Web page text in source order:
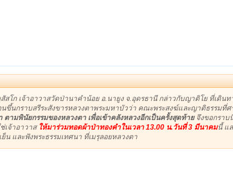
สโก เจ้าอาวาสวัดป่านาคำน้อย อ.นายูง จ.อุดรธานี กล่าวกับญาติโย ที่เดิน
ขึ้นกราบสรีระสังขารหลวงตาพระมหาบัวว่า คณะพระสงฆ์และญาติธรรมที่
ตามพินัยกรรมของหลวงตา เพื่อเข้าคลังหลวงอีกเป็นครั้งสุดท้ายจึงขอกราบ
เจ้าอาวาส ให้มาร่วมทอดผ้าป่าทองคำในเวลา 13.00 น.วันที่ 3 มีนาคมนี้ แ
น และฟังพระธรรมเทศนา ที่เมรุลอยหลวงตา